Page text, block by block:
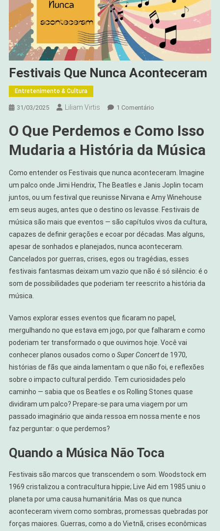
Festivais Que Nunca Aconteceram
Entretenimento & Cultura
31/03/2025 Liliam Virtis 1 ComentárioEm
Que
Aconteceram
O Que Perdemos e Como Isso
Mudaria a História da Música
Como entender os Festivais que nunca aconteceram. Imagine
um palco onde Jimi Hendrix, The Beatles e Janis Joplin tocam
juntos, ou um festival que reunisse Nirvana e Amy Winehouse
em seus auges, antes que o destino os levasse. Festivais de
música são mais que eventos — são capítulos vivos da cultura,
capazes de definir gerações e ecoar por décadas. Mas alguns,
apesar de sonhados e planejados, nunca aconteceram.
Cancelados por guerras, crises, egos ou tragédias, esses
festivais fantasmas deixam um vazio que não é só silêncio: é o
som de possibilidades que poderiam ter reescrito a história da
música.
Vamos explorar esses eventos que ficaram no papel,
mergulhando no que estava em jogo, por que falharam e como
poderiam ter transformado o que ouvimos hoje. Você vai
conhecer planos ousados como o Super Concertde 1970,
histórias de fãs que ainda lamentam o que não foi, e reflexões
sobre o impacto cultural perdido. Tem curiosidades pelo
caminho — sabia que os Beatles e os Rolling Stones quase
dividiram um palco? Prepare-se para uma viagem por um
passado imaginário que ainda ressoa em nossa mente e nos
faz perguntar: o que perdemos?
Quando a Música Não Toca
Festivais são marcos que transcendem o som. Woodstock em
1969 cristalizou a contracultura hippie; Live Aid em 1985 uniu o
planeta por uma causa humanitária. Mas os que nunca
aconteceram vivem como sombras, promessas quebradas por
forças maiores. Guerras, como a do Vietnã, crises econômicas